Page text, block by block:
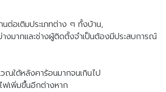
อเติมประเภทต่าง ๆ ทั้งบ้าน,
งมากและช่างผู้ติดตั้งจำเป็นต้องมีประสบการณ์
ณใต้หลังคาร้อนมากจนเกินไป
เพิ่มขึ้นอีกต่างหาก